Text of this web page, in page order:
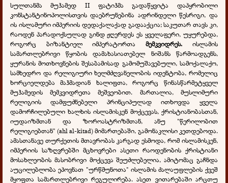
სულთანმა მუჰამედ II ფატიჰმა გადაწყვიტა დაპყრობილი
კონსტანტინოპოლისთვის დაებრუნებინა ადრინდელი წესრიგი, და
ის ისლამური იმპერიის დედაქალაქად გადააქცია; საკუთარ თავს კი,
რაოდენ პარადოქსულად გინდ ჟღერდეს ეს ყველაფერი, უყურებდა,
როგორც ბიზანტიელ იმპერატორთამემკვიდრეს. ისლამის
სამართლებრივი წყობის დამახასიათებელ ნიშანს წარმოადგენს,
ყურანის მოთხოვნების შესაბამისად გამომუშავებული, სამოქალაქო,
სამხედრო და რელიგიური ხელმძღვანელობის იდენტობა, რომელიც
ხორციელდება მაჰმადიან ხალიფთა, როგორც წინასწარმეტყველ
მუჰამედის მემკვიდრეთა მეშვეობით. მართალია, მუსლიმური
რელიგიის დამფუძნებელი პრინციპულად ითხოვდა ყველა
დამორჩილებული ხალხის ისლამისკენ მოქცევას, ქრისტიანობასთან,
იუდაიზმთან და ზოროასტრიზმთან, ანუ "წერილობით
რელიგიებთან" (ahl al-kitad) მიმართებაში, გამონაკლისი კეთდებოდა.
ამასთანავე თურქეთის მთავრობას კარგად ესმოდა, რომ ისლამისკენ,
იმპერიის საზღვრებში მცხოვრები ასეთი რაოდენობის ქრისტიანი
მოსახლეობის მასობრივი მოქცევა შეუძლებელია, ამიტომაც გაჩნდა
აუცილებლობა ეპოვნათ "ურწმუნოთა" ისლამის ძალაუფლების ქვეშ
მყოფთა სამართლებრივი რეგულირება. ასეთ ვითარებაში არცთუ